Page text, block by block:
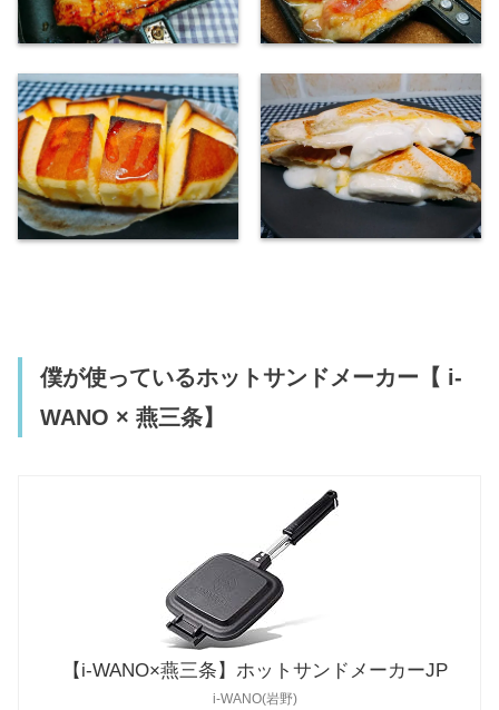
僕が使っているホットサンドメーカー【 i-
WANO × 燕三条】
【i-WANO×燕三条】ホットサンドメーカーJP
i-WANO(岩野)